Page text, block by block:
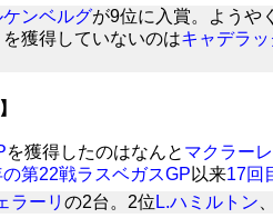
ケンベルグが9位に入賞。ようや
獲得していないのはキャデラ
を獲得したのはなんと マクラー
の第22戦ラスベガスGP以来17回
ラーリの2台。2位L.ハミルトン